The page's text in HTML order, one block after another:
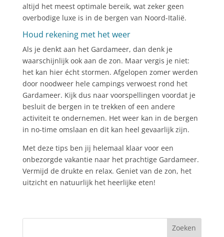
altijd het meest optimale bereik, wat zeker geen
overbodige luxe is in de bergen van Noord-Italië.
Houd rekening met het weer
Als je denkt aan het Gardameer, dan denk je
waarschijnlijk ook aan de zon. Maar vergis je niet:
het kan hier écht stormen. Afgelopen zomer werden
door noodweer hele campings verwoest rond het
Gardameer. Kijk dus naar voorspellingen voordat je
besluit de bergen in te trekken of een andere
activiteit te ondernemen. Het weer kan in de bergen
in no-time omslaan en dit kan heel gevaarlijk zijn.
Met deze tips ben jij helemaal klaar voor een
onbezorgde vakantie naar het prachtige Gardameer.
Vermijd de drukte en relax. Geniet van de zon, het
uitzicht en natuurlijk het heerlijke eten!